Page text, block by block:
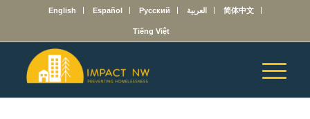
English Español Русский العربية 简体中文
Tiếng Việt